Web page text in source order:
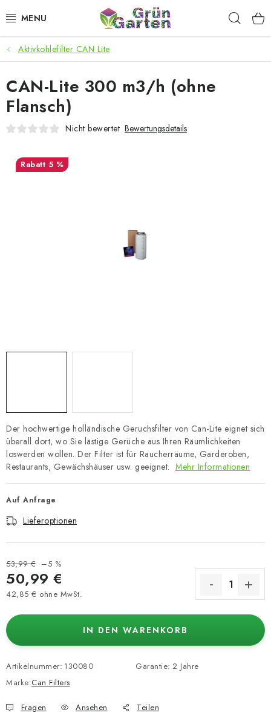
Inhalt
ANGEBOTE
LED PFLANZENLAMPEN
ANBAUBEDARF FÜR DEN HEIMANBAU
Kaufberatung
Impressum
Aktivkohlefilter CAN Lite
Der hochwertige holländische Geruchsfilter von Can-Lite eignet sich
überall dort, wo Sie lästige Gerüche aus Ihren Räumlichkeiten
loswerden wollen. Der Filter ist für Raucherräume, Garderoben,
Restaurants, Gewächshäuser usw. geeignet. Mehr Informationen
Auf Anfrage
Lieferoptionen
53,99 € –5 %
50,99 €
42,85 € ohne MwSt.
IN DEN WARENKORB
Artikelnummer: 130080
Marke:Can Filters
Garantie: 2 Jahre
Fragen Ansehen Teilen
CAN-Lite 300 m3/h (ohne
Flansch)
Nicht bewertet Bewertungsdetails
5 %